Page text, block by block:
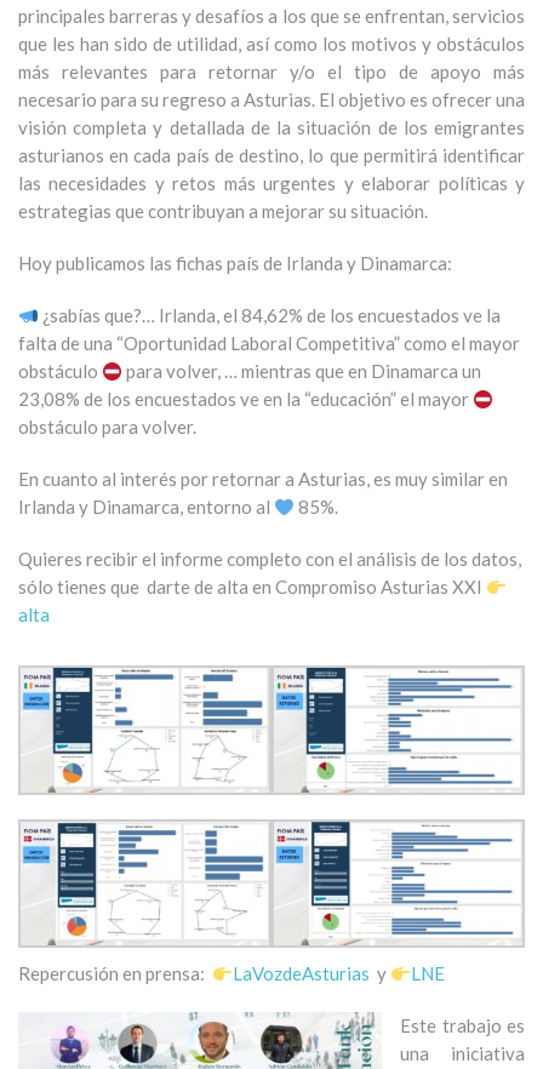
principales barreras y desafíos a los que se enfrentan, servicios
que les han sido de utilidad, así como los motivos y obstáculos
más relevantes para retornar y/o el tipo de apoyo más
necesario para su regreso a Asturias. El objetivo es ofrecer una
visión completa y detallada de la situación de los emigrantes
asturianos en cada país de destino, lo que permitirá identificar
las necesidades y retos más urgentes y elaborar políticas y
estrategias que contribuyan a mejorar su situación.
Hoy publicamos las fichas país de Irlanda y Dinamarca:
¿sabías que?… Irlanda, el 84,62% de los encuestados ve la
falta de una “Oportunidad Laboral Competitiva” como el mayor
obstáculo
para volver, … mientras que en Dinamarca un
23,08% de los encuestados ve en la “educación” el mayor
obstáculo para volver.
En cuanto al interés por retornar a Asturias, es muy similar en
Irlanda y Dinamarca, entorno al
85%.
Quieres recibir el informe completo con el análisis de los datos,
sólo tienes que darte de alta en Compromiso Asturias XXI
alta
Repercusión en prensa: LaVozdeAsturias y LNE
Este trabajo es
una iniciativa